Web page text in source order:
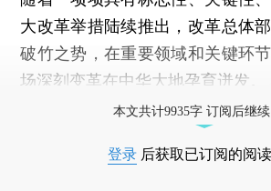
大改革举措陆续推出，改革总体
破竹之势，在重要领域和关键环
场深刻变革在中华大地孕育迸发。
本文共计9935字 订阅后继
登录 后获取已订阅的阅